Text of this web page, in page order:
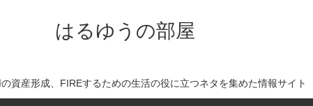
はるゆうの部屋
資産形成、FIREするための生活の役に立つネタを集めた情報サイト